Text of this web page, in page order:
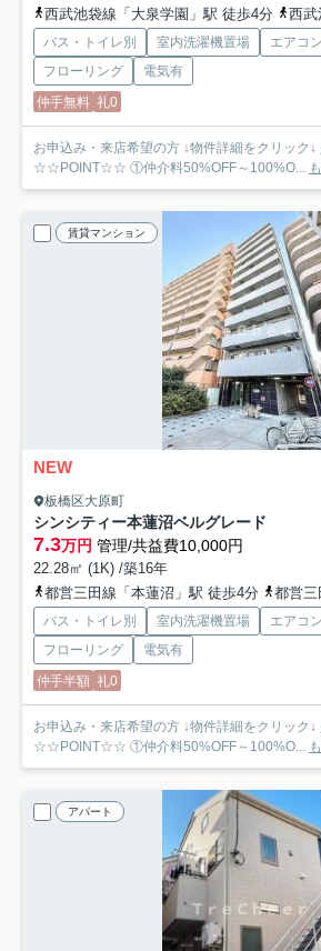
西武池袋線「大泉学園」駅 徒歩4分
西武
バス・トイレ別 室内洗濯機置場 エアコン
フローリング
電気有
仲手無料 礼0
お申込み・来店希望の方 ↓物件詳細をクリック
☆☆POINT☆☆ ①仲介料50%OFF～100%O...
賃貸マンション
NEW
板橋区大原町
シンシティー本蓮沼ベルグレード
7.3万円 管理/共益費10,000円
22.28㎡ (1K) /築16年
都営三田線「本蓮沼」駅 徒歩4分
都営三
バス・トイレ別 室内洗濯機置場 エアコン
フローリング
電気有
仲手半額 礼0
お申込み・来店希望の方 ↓物件詳細をクリック
☆☆POINT☆☆ ①仲介料50%OFF～100%O...
アパート